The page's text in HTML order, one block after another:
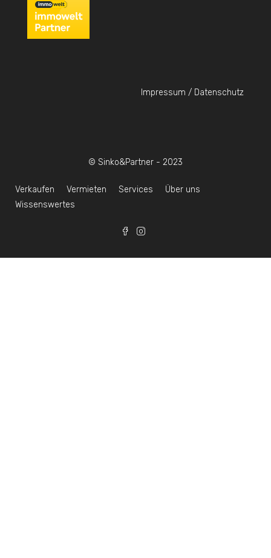
Impressum / Datenschutz
© Sinko&Partner - 2023
Verkaufen Vermieten Services
Über uns
Wissenswertes